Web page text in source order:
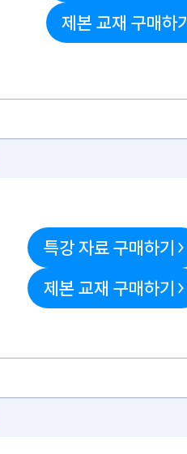
제본 교재 구매하기
특강 자료 구매하기
제본 교재 구매하기